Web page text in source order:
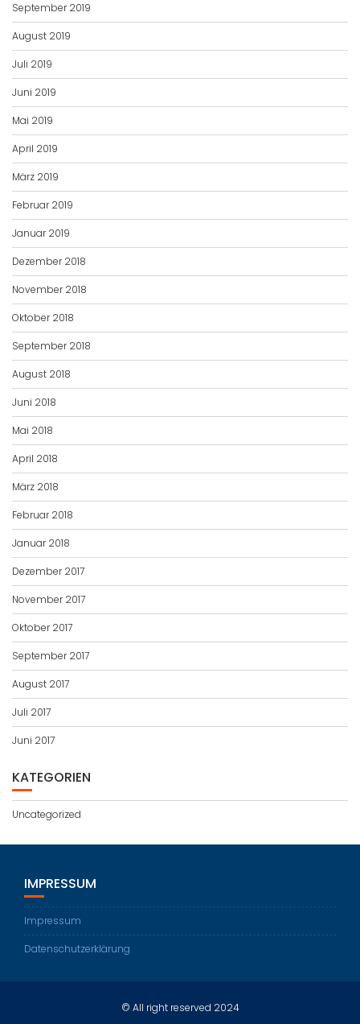
September 2019
August 2019
Juli 2019
Juni 2019
Mai 2019
April 2019
März 2019
Februar 2019
Januar 2019
Dezember 2018
November 2018
Oktober 2018
September 2018
August 2018
Juni 2018
Mai 2018
April 2018
März 2018
Februar 2018
Januar 2018
Dezember 2017
November 2017
Oktober 2017
September 2017
August 2017
Juli 2017
Juni 2017
KATEGORIEN
Uncategorized
IMPRESSUM
Impressum
Datenschutzerklärung
© All right reserved 2024